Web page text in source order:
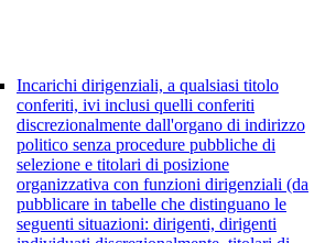
Incarichi dirigenziali, a qualsiasi titolo
conferiti, ivi inclusi quelli conferiti
discrezionalmente dall'organo di indirizzo
politico senza procedure pubbliche di
selezione e titolari di posizione
organizzativa con funzioni dirigenziali (da
pubblicare in tabelle che distinguano le
seguenti situazioni: dirigenti, dirigenti